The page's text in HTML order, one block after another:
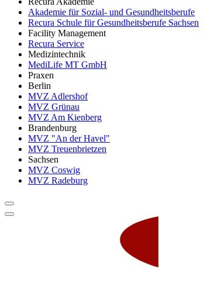
Akademie für Sozial- und Gesundheitsberufe
Recura Schule für Gesundheitsberufe Sachsen
Facility Management
Recura Service
Medizintechnik
MediLife MT GmbH
Praxen
Berlin
MVZ Adlershof
MVZ Grünau
MVZ Am Kienberg
Brandenburg
MVZ "An der Havel"
MVZ Treuenbrietzen
Sachsen
MVZ Coswig
MVZ Radeburg